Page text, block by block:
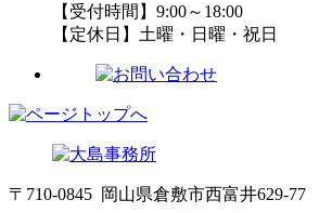
【受付時間】9:00～18:00
【定休日】土曜・日曜・祝日
〒710-0845 岡山県倉敷市西富井629-77